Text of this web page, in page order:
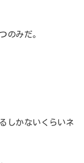
のみだ。
しかないくらいネ